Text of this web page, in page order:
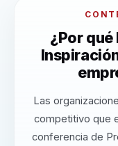
¿Por
Las
competitivo que
conferencia de